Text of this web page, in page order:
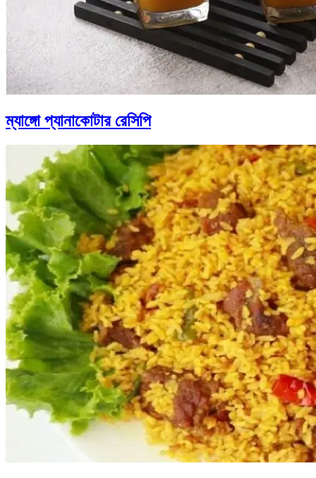
ম্যাঙ্গো প্যানাকোটার রেসিপি